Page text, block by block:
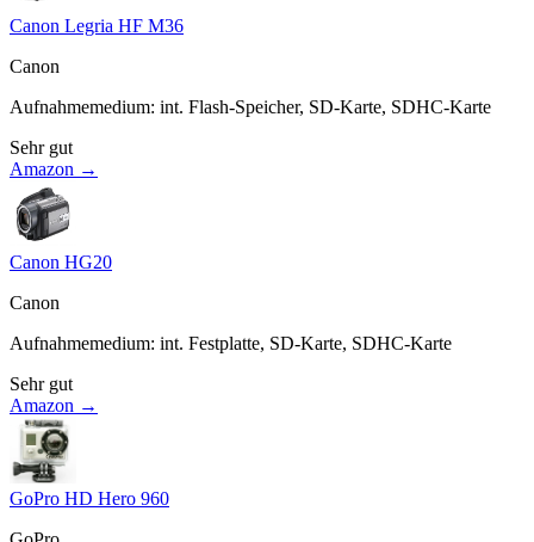
Canon Legria HF M36
Canon
Aufnahmemedium: int. Flash-Speicher, SD-Karte, SDHC-Karte
Sehr gut
Amazon →
Canon HG20
Canon
Aufnahmemedium: int. Festplatte, SD-Karte, SDHC-Karte
Sehr gut
Amazon →
GoPro HD Hero 960